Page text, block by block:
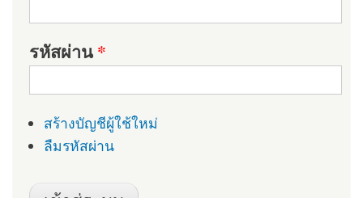
รหัสผ่าน*
สร้างบัญชีผู้ใช้ใหม่
ลืมรหัสผ่าน